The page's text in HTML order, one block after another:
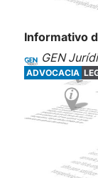
Informativo
GEN
ADVOCACIA